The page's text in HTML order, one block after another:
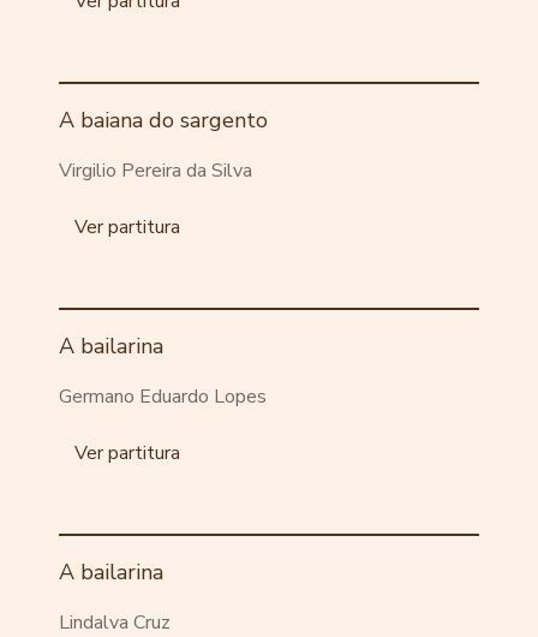
A baiana do sargento
Virgilio Pereira da Silva
Ver partitura
A bailarina
Germano Eduardo Lopes
Ver partitura
A bailarina
Lindalva Cruz